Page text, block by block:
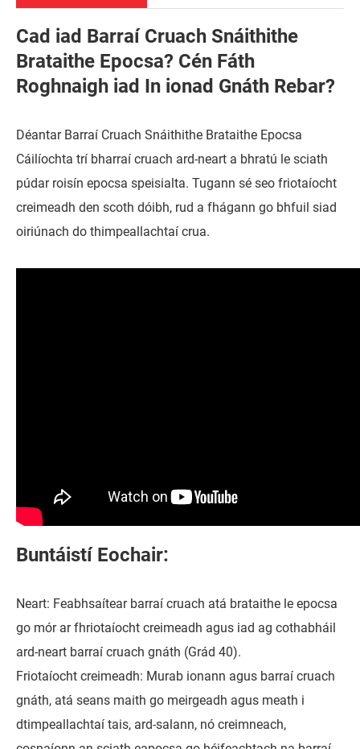
Cad iad Barraí Cruach Snáithithe
Brataithe Epocsa? Cén Fáth
Roghnaigh iad In ionad Gnáth Rebar?
Déantar Barraí Cruach Snáithithe Brataithe Epocsa
Cáilíochta trí bharraí cruach ard-neart a bhratú le sciath
púdar roisín epocsa speisialta. Tugann sé seo friotaíocht
creimeadh den scoth dóibh, rud a fhágann go bhfuil siad
oiriúnach do thimpeallachtaí crua.
Buntáistí Eochair:
Neart: Feabhsaítear barraí cruach atá brataithe le epocsa
go mór ar fhriotaíocht creimeadh agus iad ag cothabháil
ard-neart barraí cruach gnáth (Grád 40).
Friotaíocht creimeadh: Murab ionann agus barraí cruach
gnáth, atá seans maith go meirgeadh agus meath i
dtimpeallachtaí tais, ard-salann, nó creimneach,